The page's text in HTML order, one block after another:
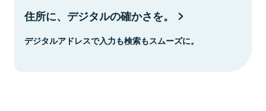
住所に、デジタルの確かさを。
デジタルアドレスで入力も検索もスムーズに。